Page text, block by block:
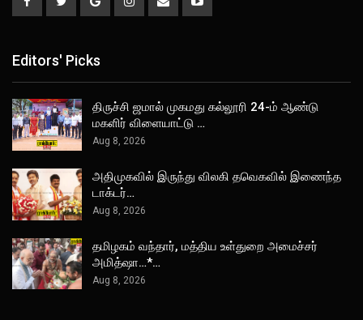
Editors' Picks
திருச்சி ஜமால் முகமது கல்லூரி 24-ம் ஆண்டு
மகளிர் விளையாட்டு …
Aug 8, 2026
அதிமுகவில் இருந்து விலகி தவெகவில் இணைந்த
டாக்டர்…
Aug 8, 2026
தமிழகம் வந்தார், மத்திய உள்துறை அமைச்சர்
அமித்ஷா…*…
Aug 8, 2026